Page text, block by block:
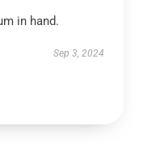
in hand.
Sep 3, 2024